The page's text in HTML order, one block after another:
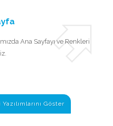
Ana Sayfayı ve Renkleri
Göster